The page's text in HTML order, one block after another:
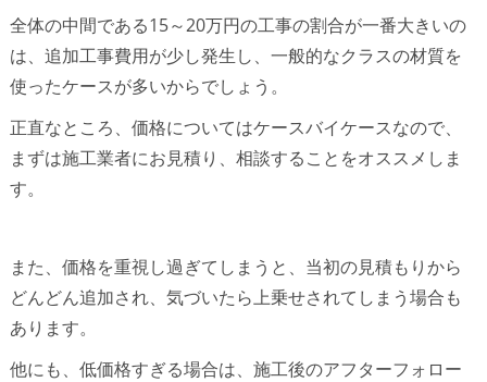
全体の中間である15～20万円の工事の割合が一番大きいの
は、追加工事費用が少し発生し、一般的なクラスの材質を
使ったケースが多いからでしょう。
正直なところ、価格についてはケースバイケースなので、
まずは施工業者にお見積り、相談することをオススメしま
す。
また、価格を重視し過ぎてしまうと、当初の見積もりから
どんどん追加され、気づいたら上乗せされてしまう場合も
あります。
他にも、低価格すぎる場合は、施工後のアフターフォロー